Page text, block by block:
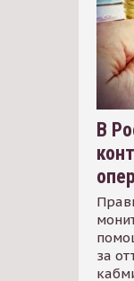
В
за